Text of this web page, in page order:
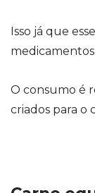
Isso já que
O consumo é
criados para o